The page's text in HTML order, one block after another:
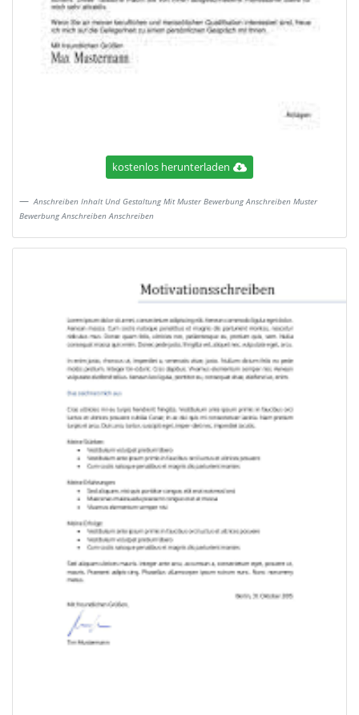
kostenlos herunterladen
Anschreiben Inhalt Und Gestaltung Mit Muster Bewerbung Anschreiben Muster
Bewerbung Anschreiben Anschreiben